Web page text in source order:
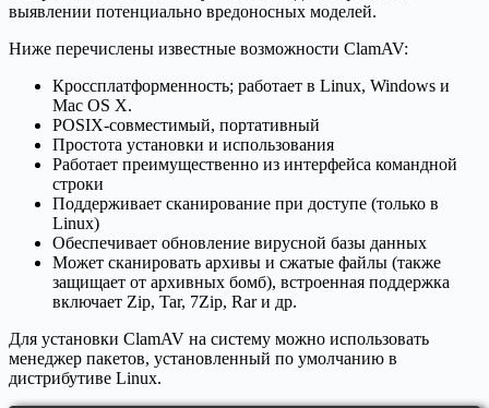
выявлении потенциально вредоносных моделей.
Ниже перечислены известные возможности ClamAV:
Кроссплатформенность; работает в Linux, Windows и
Mac OS X.
POSIX-совместимый, портативный
Простота установки и использования
Работает преимущественно из интерфейса командной
строки
Поддерживает сканирование при доступе (только в
Linux)
Обеспечивает обновление вирусной базы данных
Может сканировать архивы и сжатые файлы (также
защищает от архивных бомб), встроенная поддержка
включает Zip, Tar, 7Zip, Rar и др.
Для установки ClamAV на систему можно использовать
менеджер пакетов, установленный по умолчанию в
дистрибутиве Linux.